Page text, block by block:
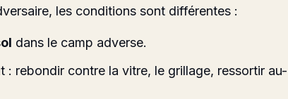
les conditions sont différentes :
dans le camp adverse.
: rebondir contre la vitre, le grillage, ressortir au-